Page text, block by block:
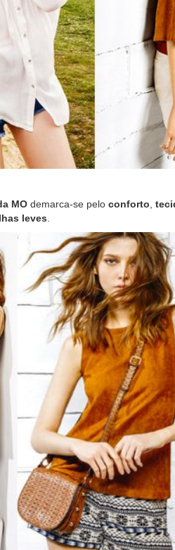
MO demarca-se pelo conforto
leves